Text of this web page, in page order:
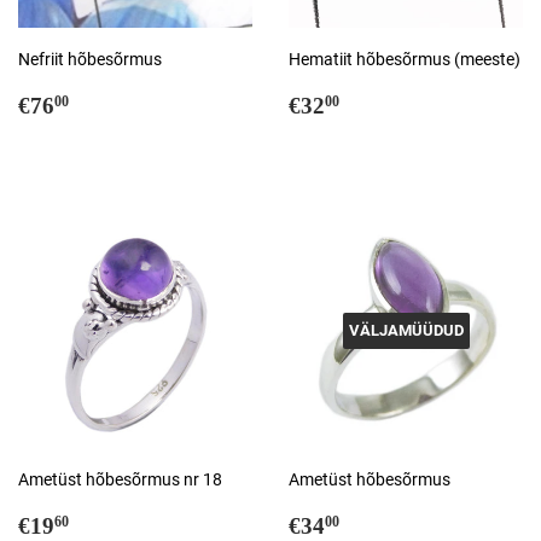
Nefriit hõbesõrmus
Tavahind
€7600
Hematiit hõbesõrmus (meeste)
Tavahind
€3200
Ametüst hõbesõrmus nr 18
Tavahind
€1960
VÄLJAMÜÜDUD
Ametüst hõbesõrmus
Tavahind
€3400